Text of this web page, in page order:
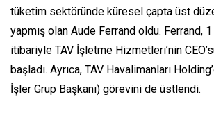
tüketim sektöründe küresel çapta üst
yapmış olan Aude Ferrand oldu. Ferrand,
itibariyle TAV İşletme Hizmetleri’nin
başladı. Ayrıca, TAV Havalimanları
İşler Grup Başkanı) görevini de üstlendi.